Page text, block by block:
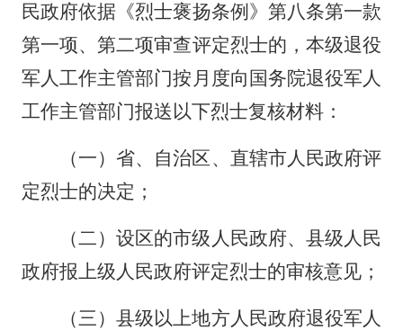
民政府依据《烈士褒扬条例》第八条第一款
第一项、第二项审查评定烈士的，本级退役
军人工作主管部门按月度向国务院退役军人
工作主管部门报送以下烈士复核材料：
（一）省、自治区、直辖市人民政府评
定烈士的决定；
（二）设区的市级人民政府、县级人民
政府报上级人民政府评定烈士的审核意见；
（三）县级以上地方人民政府退役军人